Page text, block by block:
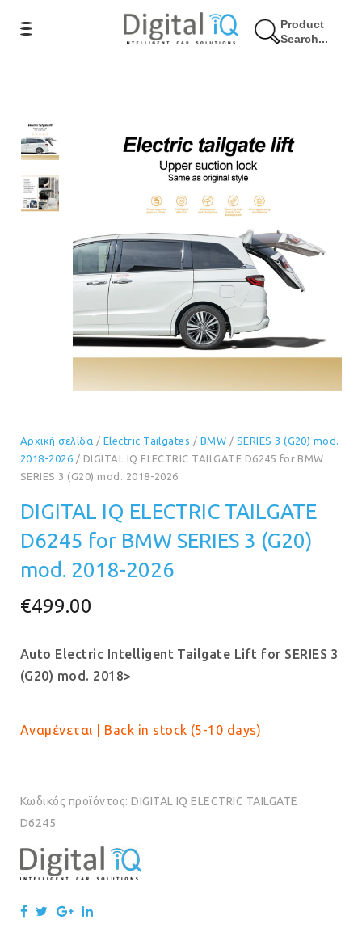
Product
Search...
Αρχική σελίδα / Electric Tailgates / BMW / SERIES 3 (G20) mod.
2018-2026 / DIGITAL IQ ELECTRIC TAILGATE D6245 for BMW
SERIES 3 (G20) mod. 2018-2026
DIGITAL IQ ELECTRIC TAILGATE
D6245 for BMW SERIES 3 (G20)
mod. 2018-2026
€499.00
Auto Electric Intelligent Tailgate Lift for SERIES 3
(G20) mod. 2018>
Αναμένεται | Back in stock (5-10 days)
Κωδικός προϊόντος:DIGITAL IQ ELECTRIC TAILGATE
D6245